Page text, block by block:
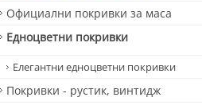
Официални покривки за маса
Едноцветни покривки
Елегантни едноцветни покривки
Покривки - рустик, винтидж